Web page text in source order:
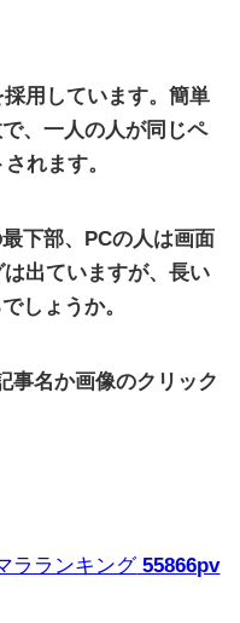
採用しています。簡単
、一人の人が同じペ
れます。
下部、 PCの人は画面
出ていますが、長い
しょうか。
事名か画像のクリック
ラランキング55866pv